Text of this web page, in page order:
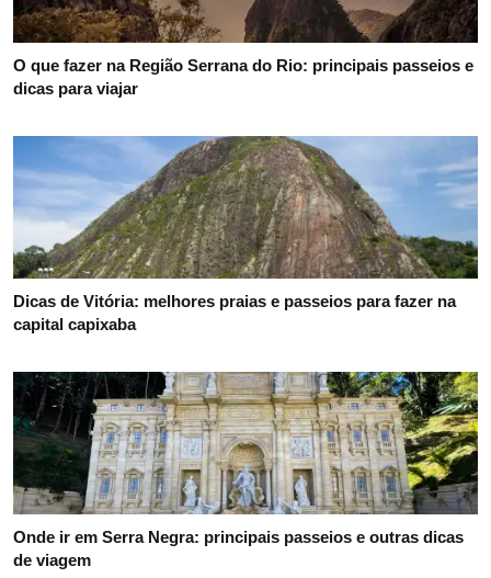
O que fazer na Região Serrana do Rio: principais passeios e
dicas para viajar
Dicas de Vitória: melhores praias e passeios para fazer na
capital capixaba
Onde ir em Serra Negra: principais passeios e outras dicas
de viagem